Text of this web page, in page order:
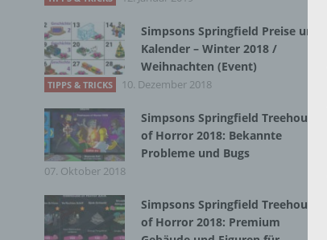
Simpsons Springfield Preise und
Kalender – Winter 2018 /
Weihnachten (Event)
TIPPS & TRICKS 10. Dezember 2018
Simpsons Springfield Treehouse
of Horror 2018: Bekannte
Probleme und Bugs
07. Oktober 2018
Simpsons Springfield Treehouse
of Horror 2018: Premium